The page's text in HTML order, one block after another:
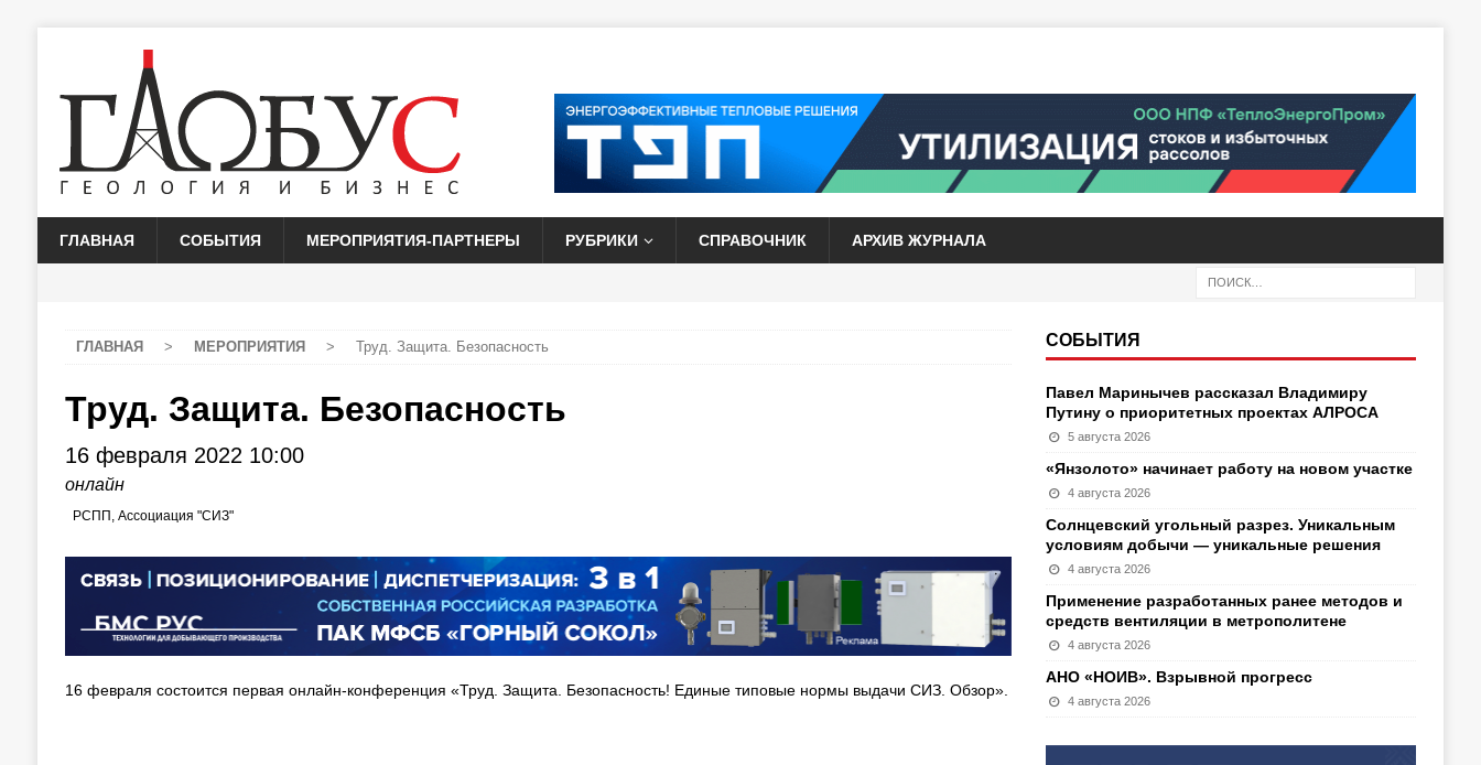
ГЛАВНАЯ СОБЫТИЯ МЕРОПРИЯТИЯ-ПАРТНЕРЫ РУБРИКИ СПРАВОЧНИК АРХИВ ЖУРНАЛА
ГЛАВНАЯ > МЕРОПРИЯТИЯ > Труд. Защита. Безопасность
Труд. Защита. Безопасность
16 февраля 2022 10:00
онлайн
РСПП, Ассоциация "СИЗ"
16 февраля состоится первая онлайн-конференция «Труд. Защита. Безопасность! Единые типовые нормы выдачи СИЗ. Обзор».
СОБЫТИЯ
Павел Маринычев рассказал Владимиру
Путину о приоритетных проектах АЛРОСА
5 августа 2026
«Янзолото» начинает работу на новом участке
4 августа 2026
Солнцевский угольный разрез. Уникальным
условиям добычи — уникальные решения
4 августа 2026
Применение разработанных ранее методов и
средств вентиляции в метрополитене
4 августа 2026
АНО «НОИВ». Взрывной прогресс
4 августа 2026